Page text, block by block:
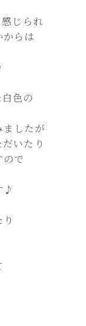
じられ
からは
色の
したが
いたり
ので
♪